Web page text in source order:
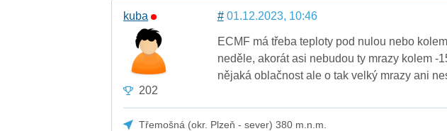
kuba
202
#01.12.2023, 10:46
ECMF má třeba teploty pod nulou nebo
neděle, akorát asi nebudou ty mrazy kolem -
nějaká oblačnost ale o tak velký mrazy ani
Třemošná (okr. Plzeň - sever) 380 m.n.m.